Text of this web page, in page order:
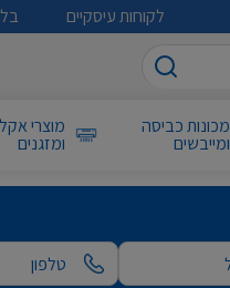
לקוחות עיסקיים
מכונות כביסה
ומייבשים
מוצרי
ומזגנים